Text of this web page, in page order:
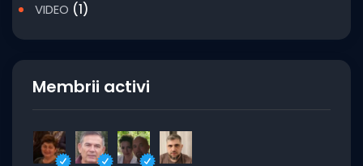
VIDEO (1)
Membrii activi